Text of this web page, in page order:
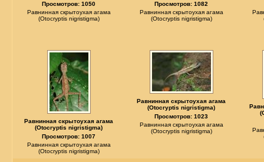
Просмотров: 1050
Равнинная скрытоухая агама
(Otocryptis nigristigma)
Просмотров: 1082
Равнинная скрытоухая агама
(Otocryptis nigristigma)
Равнинная скрытоухая агама
(Otocryptis nigristigma)
Просмотров: 1007
Равнинная скрытоухая агама
(Otocryptis nigristigma)
Равнинная скрытоухая агама
(Otocryptis nigristigma)
Просмотров: 1023
Равнинная скрытоухая агама
(Otocryptis nigristigma)